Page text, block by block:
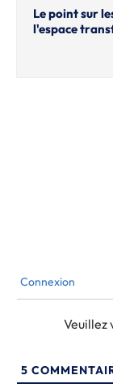
Le point sur
l'espace
Connexion
Veuillez
5